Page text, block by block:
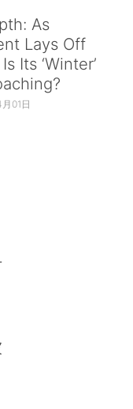
As
Lays Off
Its ‘Winter’
01日